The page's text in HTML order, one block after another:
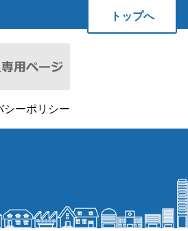
トップへ
シーポリシー